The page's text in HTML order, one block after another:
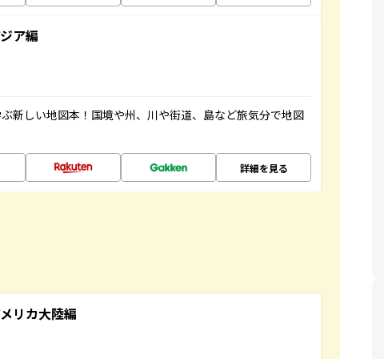
ア編
新しい地図本！国境や州、川や街道、島など旅気分で地図
詳細を見る
リカ大陸編